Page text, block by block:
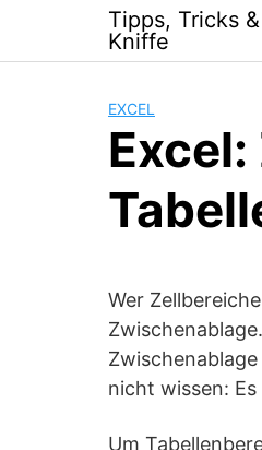
Tipps, Tricks &
Kniffe
EXCEL
Wer
nicht wissen:
Um